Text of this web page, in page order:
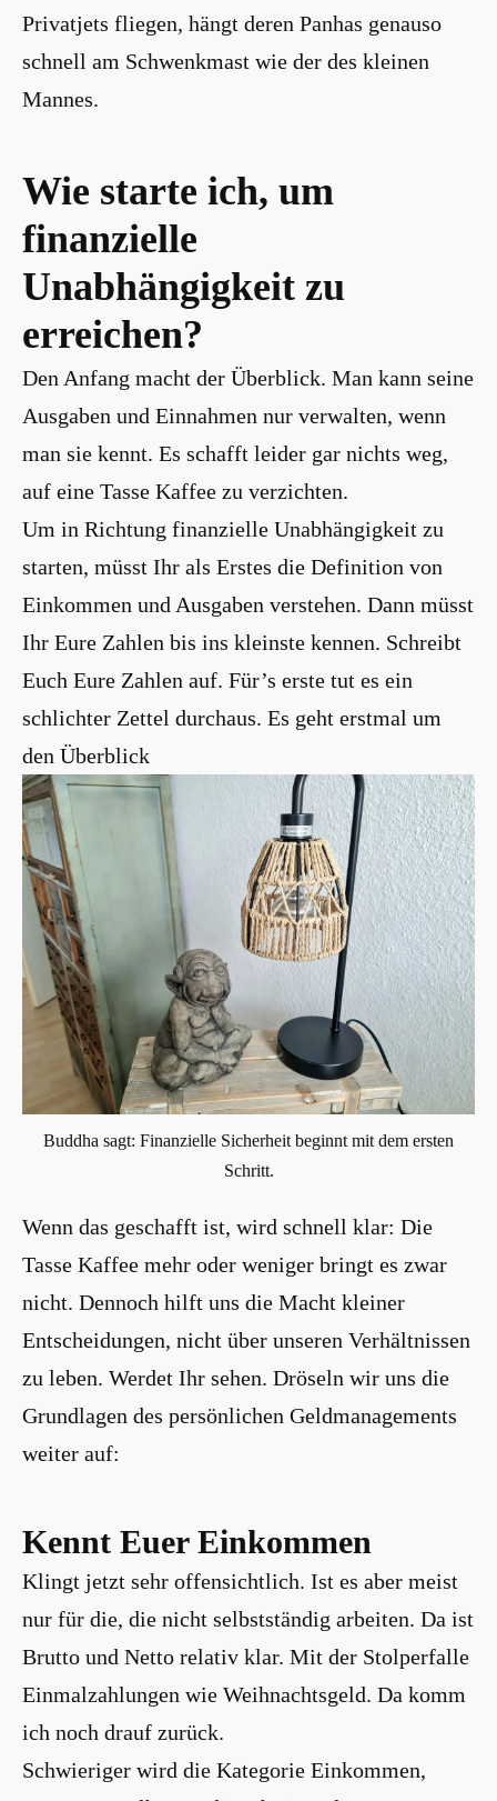
Privatjets fliegen, hängt deren Panhas genauso
schnell am Schwenkmast wie der des kleinen
Mannes.
Wie starte ich, um
finanzielle
Unabhängigkeit zu
erreichen?
Den Anfang macht der Überblick. Man kann seine
Ausgaben und Einnahmen nur verwalten, wenn
man sie kennt. Es schafft leider gar nichts weg,
auf eine Tasse Kaffee zu verzichten.
Um in Richtung finanzielle Unabhängigkeit zu
starten, müsst Ihr als Erstes die Definition von
Einkommen und Ausgaben verstehen. Dann müsst
Ihr Eure Zahlen bis ins kleinste kennen. Schreibt
Euch Eure Zahlen auf. Für’s erste tut es ein
schlichter Zettel durchaus. Es geht erstmal um
den Überblick
Buddha sagt: Finanzielle Sicherheit beginnt mit dem ersten
Schritt.
Wenn das geschafft ist, wird schnell klar: Die
Tasse Kaffee mehr oder weniger bringt es zwar
nicht. Dennoch hilft uns die Macht kleiner
Entscheidungen, nicht über unseren Verhältnissen
zu leben. Werdet Ihr sehen. Dröseln wir uns die
Grundlagen des persönlichen Geldmanagements
weiter auf:
Kennt Euer Einkommen
Klingt jetzt sehr offensichtlich. Ist es aber meist
nur für die, die nicht selbstständig arbeiten. Da ist
Brutto und Netto relativ klar. Mit der Stolperfalle
Einmalzahlungen wie Weihnachtsgeld. Da komm
ich noch drauf zurück.
Schwieriger wird die Kategorie Einkommen,